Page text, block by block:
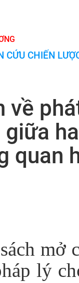
CỨU CHIẾN
về
quan
mở
lý